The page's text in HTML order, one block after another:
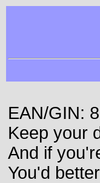
EAN/GIN:
Keep your
And if
You'd